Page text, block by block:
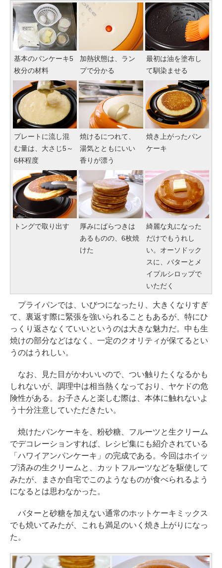
基本のパンケーキ5
枚分の材料
加熱状態は、ラン
プで分かる
最初は油を塗布し
て馴染ませる
プレートに流し混
む量は、大さじ5～
6杯程度
焼けるにつれて、
湯気とともにいい
香りが漂う
焼き上がったパン
ケーキ
トングで取り出す
厚みにばらつきは
あるものの、6枚焼
けた
綺麗な丸になった
だけでもうれし
い。オーソドック
スに、バターとメ
イプルシロップで
いただく
プライパンでは、いびつになったり、大きくなりすぎ
て、裏返す際に緊張を強いられることもあるが、特にひ
っくり返さなくていいというのは大きな魅力だ。中も生
焼けの部分などはなく、一定のクオリティが保てるとい
うのはうれしい。
なお、見た目がかわいいので、つい触りたくなるかも
しれないが、調理中は相当熱くなっており、ヤケドの危
険性がある。お子さんと楽しむ際は、本体に触れないよ
う十分注意していただきたい。
焼けたパンケーキを、粉砂糖、フルーツと生クリーム
でデコレーションすれば、レシピ集にも紹介されている
「ハワイアンパンケーキ」の完成である。今回はホイッ
プ済みの生クリームと、カットフルーツなどを駆使して
みたが、まさか自宅でこのようなものが食べられるよう
になるとは思わなかった。
バターと砂糖を加えない通常のホットケーキミックス
でも焼いてみたが、これも満足のいく焼き上がりになっ
た。